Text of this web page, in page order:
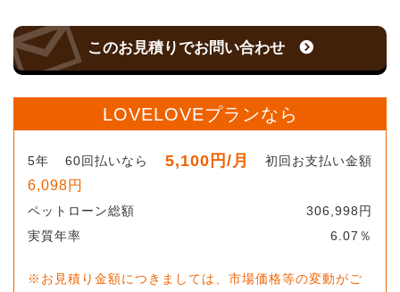
このお見積りでお問い合わせ
LOVELOVEプランなら
5年 60回払いなら 5,100 円 /月 初回お支払い金額
6,098円
ペットローン総額 306,998円
実質年率
6.07 ％
※お見積り金額につきましては、市場価格等の変動がご